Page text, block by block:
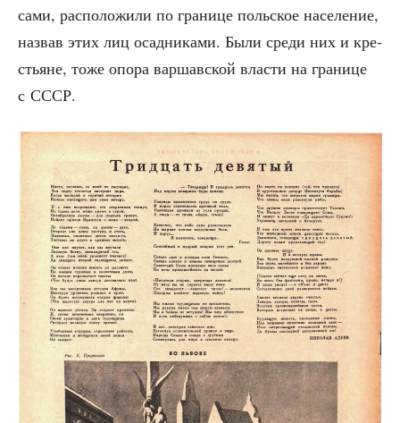
са­ми, рас­по­ло­жи­ли по гра­ни­це поль­ское насе­ле­ние,
назвав этих лиц осад­ни­ка­ми. Были сре­ди них и кре­
стьяне, тоже опо­ра вар­шав­ской вла­сти на гра­ни­це
с СССР.